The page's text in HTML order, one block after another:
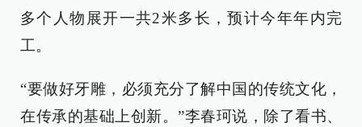
多个人物展开一共2米多长，预计今年年内完
工。
“要做好牙雕，必须充分了解中国的传统文化，
在传承的基础上创新。”李春珂说，除了看书、